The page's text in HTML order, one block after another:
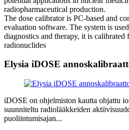
radiopharmaceutical production.
The dose calibrator is PC-based and
evaluation software. The system is
diagnostics and therapy, it is calibrated
radionuclides
Elysia iDOSE
iDOSE on ohjelmiston kautta ohjattu
suunniteltu radiolääkkeiden
puoliintumisajan...